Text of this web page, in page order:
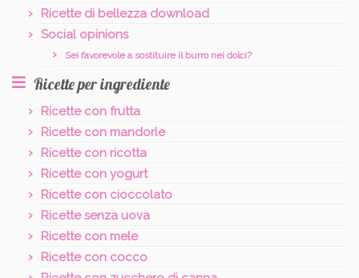
Ricette di bellezza download
Social opinions
Sei favorevole a sostituire il burro nei dolci?
Ricette per ingrediente
Ricette con frutta
Ricette con mandorle
Ricette con ricotta
Ricette con yogurt
Ricette con cioccolato
Ricette senza uova
Ricette con mele
Ricette con cocco